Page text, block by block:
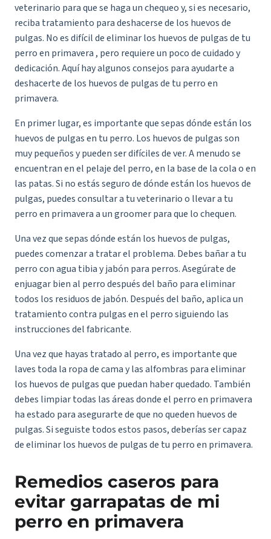
veterinario para que se haga un chequeo y, si es necesario,
reciba tratamiento para deshacerse de los huevos de
pulgas. No es difícil de eliminar los huevos de pulgas de tu
perro en primavera , pero requiere un poco de cuidado y
dedicación. Aquí hay algunos consejos para ayudarte a
deshacerte de los huevos de pulgas de tu perro en
primavera.
En primer lugar, es importante que sepas dónde están los
huevos de pulgas en tu perro. Los huevos de pulgas son
muy pequeños y pueden ser difíciles de ver. A menudo se
encuentran en el pelaje del perro, en la base de la cola o en
las patas. Si no estás seguro de dónde están los huevos de
pulgas, puedes consultar a tu veterinario o llevar a tu
perro en primavera a un groomer para que lo chequen.
Una vez que sepas dónde están los huevos de pulgas,
puedes comenzar a tratar el problema. Debes bañar a tu
perro con agua tibia y jabón para perros. Asegúrate de
enjuagar bien al perro después del baño para eliminar
todos los residuos de jabón. Después del baño, aplica un
tratamiento contra pulgas en el perro siguiendo las
instrucciones del fabricante.
Una vez que hayas tratado al perro, es importante que
laves toda la ropa de cama y las alfombras para eliminar
los huevos de pulgas que puedan haber quedado. También
debes limpiar todas las áreas donde el perro en primavera
ha estado para asegurarte de que no queden huevos de
pulgas. Si seguiste todos estos pasos, deberías ser capaz
de eliminar los huevos de pulgas de tu perro en primavera.
Remedios caseros para
evitar garrapatas de mi
perro en primavera